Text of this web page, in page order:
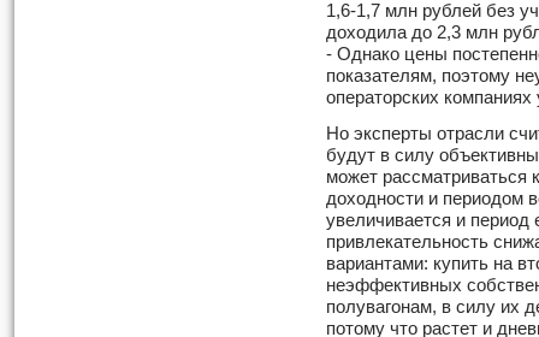
1,6-1,7 млн рублей без
доходила до 2,3 млн
- Однако цены
показателям, поэтому
операторских
Но эксперты отрасли
будут в силу
может рассматриваться
доходности и периодом
увеличивается и период
привлекательность
вариантами: купить на
неэффективных
полувагонам, в силу их
потому что растет и